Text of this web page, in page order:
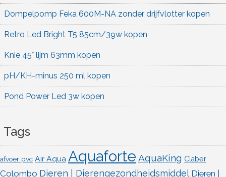
Dompelpomp Feka 600M-NA zonder drijfvlotter kopen
Retro Led Bright T5 85cm/39w kopen
Knie 45° lijm 63mm kopen
pH/KH-minus 250 ml kopen
Pond Power Led 3w kopen
Tags
afvoer pvc Air Aqua Aquaforte AquaKing Claber
Colombo Dieren | Dierengezondheidsmiddel Dieren |